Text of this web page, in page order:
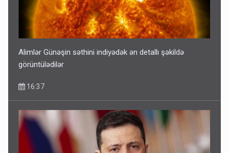
Alimlər Günəşin səthini indiyədək ən detallı şəkildə
görüntülədilər
16:37